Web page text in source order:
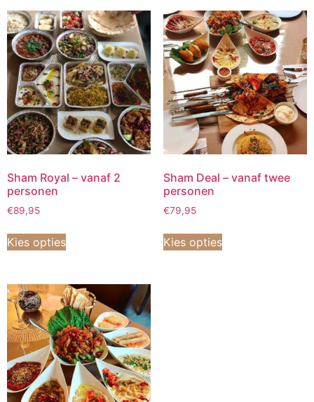
Sham Royal – vanaf 2
personen
€89,95
Kies opties
Sham Deal – vanaf twee
personen
€79,95
Kies opties